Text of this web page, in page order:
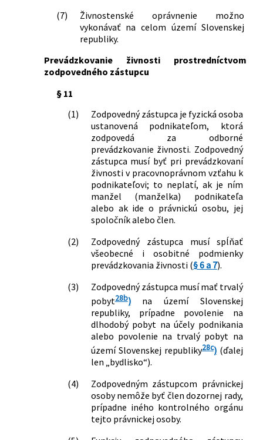
finančnom poradenstve a o zmene a
doplnení niektorých zákonov
492/2009 Z. z.
Zákon o platobných službách a o
zmene a doplnení niektorých zákonov
568/2009 Z. z.
Zákon o celoživotnom vzdelávaní a o
129/2010 Z. z.
iných úveroch a pôžičkách pre
spotrebiteľov a o zmene a doplnení
niektorých zákonov
Zákon o službách na vnútornom trhu a
o zmene a doplnení niektorých
zákonov
Zákon, ktorým sa mení a dopĺňa zákon
č. 338/2000 Z. z. o vnútrozemskej
plavbe a o zmene a doplnení
niektorých zákonov v znení neskorších
predpisov a o zmene a doplnení
niektorých zákonov
Zákon o riadení bezpečnosti
doplnení niektorých zákonov
Zákon o poštových službách a o zmene
a doplnení niektorých zákonov
Zákon o liekoch a zdravotníckych
pomôckach a o zmene a doplnení
niektorých zákonov
Zákon o obchodovaní s výrobkami
obranného priemyslu a o zmene a
doplnení niektorých zákonov
Zákon, ktorým sa mení a dopĺňa zákon
Národnej rady Slovenskej republiky č.
(7)
Živnostenské oprávnenie možno
vykonávať na celom území Slovenskej
republiky.
Prevádzkovanie živnosti prostredníctvom
zodpovedného zástupcu
§ 11
(1)
Zodpovedný zástupca je fyzická osoba
ustanovená podnikateľom, ktorá
zodpovedá za odborné
prevádzkovanie živnosti. Zodpovedný
zástupca musí byť pri prevádzkovaní
živnosti v pracovnoprávnom vzťahu k
podnikateľovi; to neplatí, ak je ním
manžel (manželka) podnikateľa
alebo ak ide o právnickú osobu, jej
spoločník alebo člen.
(2)
Zodpovedný zástupca musí spĺňať
všeobecné i osobitné podmienky
prevádzkovania živnosti (§ 6 a 7).
(3)
Zodpovedný zástupca musí mať trvalý
pobyt28b)na území Slovenskej
republiky, prípadne povolenie na
dlhodobý pobyt na účely podnikania
alebo povolenie na trvalý pobyt na
území Slovenskej republiky28c)(ďalej
len „bydlisko“).
(4)
Zodpovedným zástupcom právnickej
osoby nemôže byť člen dozornej rady,
prípadne iného kontrolného orgánu
tejto právnickej osoby.